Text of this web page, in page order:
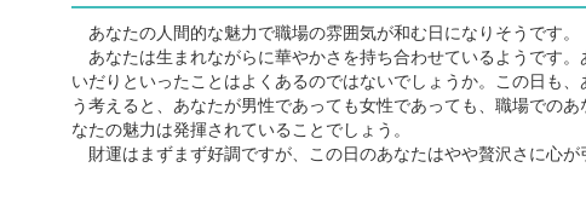
あなたの人間的な魅力で職場の雰囲気が和む日になりそうです。
あなたは生まれながらに華やかさを持ち合わせているようです
いだりといったことはよくあるのではないでしょうか。この日も
う考えると、あなたが男性であっても女性であっても、職場での
なたの魅力は発揮されていることでしょう。
財運はまずまず好調ですが、この日のあなたはやや贅沢さに心